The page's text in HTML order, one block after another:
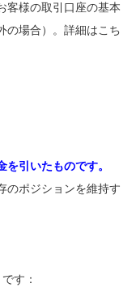
客様の取引口座の基本
の場合）。詳細はこち
引いたものです。
のポジションを維持す
す：